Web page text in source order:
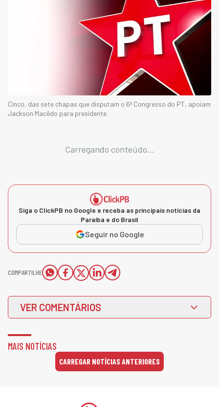
Cinco, das sete chapas que disputam o 6º Congresso do PT, apoiam
Jackson Macêdo para presidente
Carregando conteúdo...
Siga o ClickPB no Google e receba as principais notícias da
Paraíba e do Brasil
Seguir no Google
COMPARTILHE
VER COMENTÁRIOS
MAIS NOTÍCIAS
CARREGAR NOTÍCIAS ANTERIORES